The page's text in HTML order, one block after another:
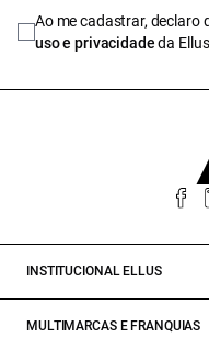
Ao me cadastrar, declaro
uso e privacidadeda Ellus
INSTITUCIONAL ELLUS
MULTIMARCAS E FRANQUIAS